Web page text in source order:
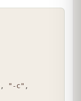
, "-c" ,